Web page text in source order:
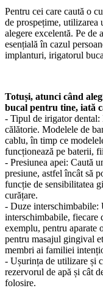
Pentru cei care caută o
de prospețime, utilizarea
alegere excelentă. Pe de
esențială în cazul
implanturi, irigatorul
Totuși, atunci când
bucal pentru tine, iată
- Tipul de irigator dental:
călătorie. Modelele de
cablu, în timp ce
funcționează pe baterii,
- Presiunea apei: Caută
presiune, astfel încât să
funcție de sensibilitatea
curățare.
- Duze interschimbabile:
interschimbabile, fiecare
exemplu, pentru aparate
pentru masajul gingival
membri ai familiei
- Ușurința de utilizare și
rezervorul de apă și cât
folosire.